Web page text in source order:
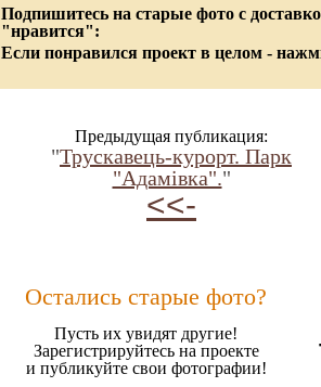
Подпишитесь на старые фото с
"нравится":
Если понравился проект в целом -
Предыдущая публикация:
"Трускавець-курорт. Парк
"Адамівка"."
<<-
Остались старые фото?
Пусть их увидят другие!
Зарегистрируйтесь на проекте
и публикуйте свои фотографии!